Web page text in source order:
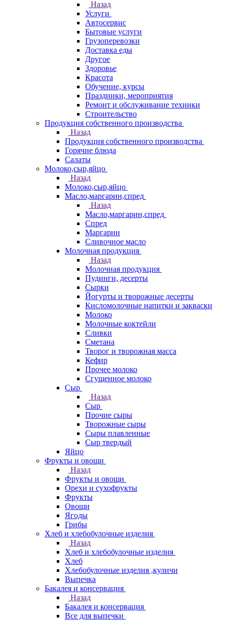
Назад
Услуги
Автосервис
Бытовые услуги
Грузоперевозки
Доставка еды
Другое
Здоровье
Красота
Обучение, курсы
Праздники, мероприятия
Ремонт и обслуживание техники
Строительство
Продукция собственного производства
Назад
Продукция собственного производства
Горячие блюда
Салаты
Молоко,сыр,яйцо
Назад
Молоко,сыр,яйцо
Масло,маргарин,спред
Назад
Масло,маргарин,спред
Спред
Маргарин
Сливочное масло
Молочная продукция
Назад
Молочная продукция
Пудинги, десерты
Сырки
Йогурты и творожные десерты
Кисломолочные напитки и закваски
Молоко
Молочные коктейли
Сливки
Сметана
Творог и творожная масса
Кефир
Прочее молоко
Сгущенное молоко
Сыр
Назад
Сыр
Прочие сыры
Творожные сыры
Сыры плавленные
Сыр твердый
Яйцо
Фрукты и овощи
Назад
Фрукты и овощи
Орехи и сухофрукты
Фрукты
Овощи
Ягоды
Грибы
Хлеб и хлебобулочные изделия
Назад
Хлеб и хлебобулочные изделия
Хлеб
Хлебобулочные изделия ,куличи
Выпечка
Бакалея и консервация
Назад
Бакалея и консервация
Все для выпечки